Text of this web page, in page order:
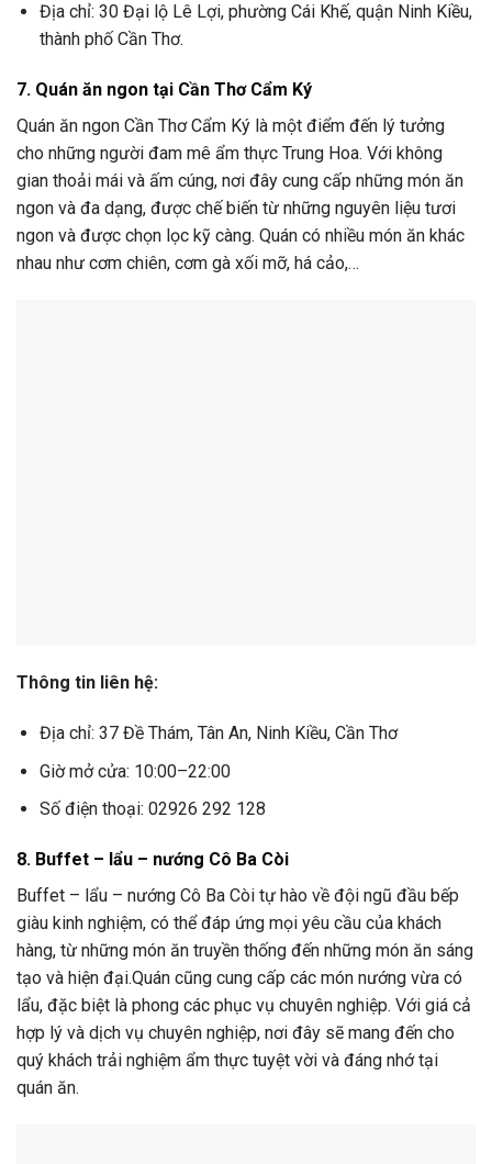
Địa chỉ: 30 Đại lộ Lê Lợi, phường Cái Khế, quận Ninh Kiều,
thành phố Cần Thơ.
7. Quán ăn ngon tại Cần Thơ Cẩm Ký
Quán ăn ngon Cần Thơ Cẩm Ký là một điểm đến lý tưởng
cho những người đam mê ẩm thực Trung Hoa. Với không
gian thoải mái và ấm cúng, nơi đây cung cấp những món ăn
ngon và đa dạng, được chế biến từ những nguyên liệu tươi
ngon và được chọn lọc kỹ càng. Quán có nhiều món ăn khác
nhau như cơm chiên, cơm gà xối mỡ, há cảo,…
Thông tin liên hệ:
Địa chỉ: 37 Đề Thám, Tân An, Ninh Kiều, Cần Thơ
Giờ mở cửa: 10:00–22:00
Số điện thoại: 02926 292 128
8. Buffet – lẩu – nướng Cô Ba Còi
Buffet – lẩu – nướng Cô Ba Còi tự hào về đội ngũ đầu bếp
giàu kinh nghiệm, có thể đáp ứng mọi yêu cầu của khách
hàng, từ những món ăn truyền thống đến những món ăn sáng
tạo và hiện đại.Quán cũng cung cấp các món nướng vừa có
lẩu, đặc biệt là phong các phục vụ chuyên nghiệp. Với giá cả
hợp lý và dịch vụ chuyên nghiệp, nơi đây sẽ mang đến cho
quý khách trải nghiệm ẩm thực tuyệt vời và đáng nhớ tại
quán ăn.